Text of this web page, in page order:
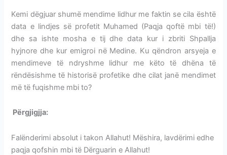
Kemi dëgjuar shumë mendime lidhur me faktin se cila është
data e lindjes së profetit Muhamed (Paqja qoftë mbi të!)
dhe sa ishte mosha e tij dhe data kur i zbriti Shpallja
hyjnore dhe kur emigroi në Medine. Ku qëndron arsyeja e
mendimeve të ndryshme lidhur me këto të dhëna të
rëndësishme të historisë profetike dhe cilat janë mendimet
më të fuqishme mbi to?
Përgjigjja:
Falënderimi absolut i takon Allahut! Mëshira, lavdërimi edhe
paqja qofshin mbi të Dërguarin e Allahut!